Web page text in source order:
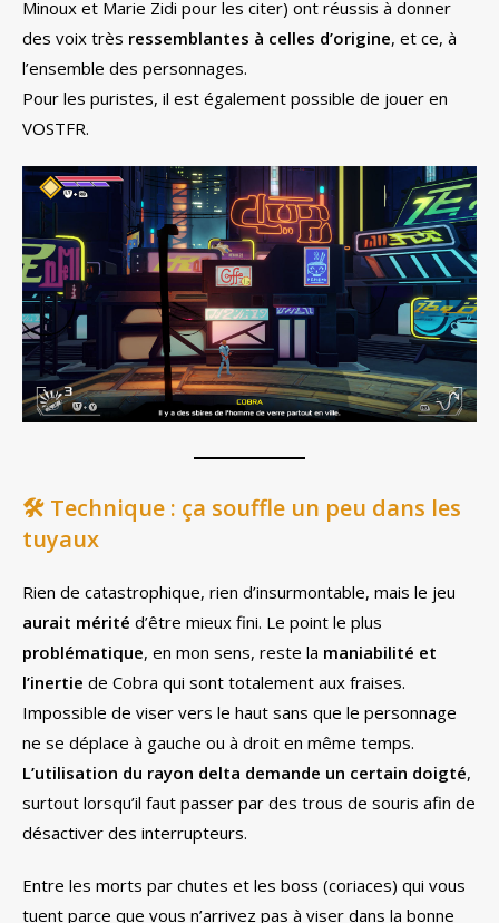
Minoux et Marie Zidi pour les citer) ont réussis à donner
des voix très ressemblantes à celles d’origine, et ce, à
l’ensemble des personnages.
Pour les puristes, il est également possible de jouer en
VOSTFR.
🛠️ Technique : ça souffle un peu dans les
tuyaux
Rien de catastrophique, rien d’insurmontable, mais le jeu
aurait mérité d’être mieux fini. Le point le plus
problématique, en mon sens, reste la maniabilité et
l’inertie de Cobra qui sont totalement aux fraises.
Impossible de viser vers le haut sans que le personnage
ne se déplace à gauche ou à droit en même temps.
L’utilisation du rayon delta demande un certain doigté,
surtout lorsqu’il faut passer par des trous de souris afin de
désactiver des interrupteurs.
Entre les morts par chutes et les boss (coriaces) qui vous
tuent parce que vous n’arrivez pas à viser dans la bonne